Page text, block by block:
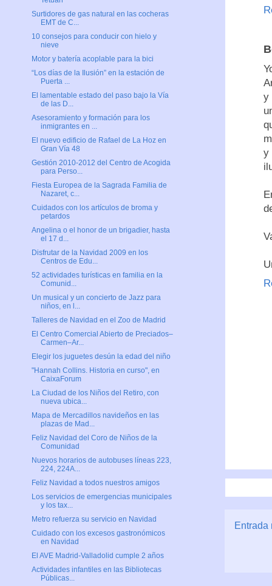
y
y
Entrada
Surtidores de gas natural en las cocheras
EMT de C...
10 consejos para conducir con hielo y
nieve
Motor y batería acoplable para la bici
“Los días de la Ilusión” en la estación de
Puerta ...
El lamentable estado del paso bajo la Vía
de las D...
Asesoramiento y formación para los
inmigrantes en ...
El nuevo edificio de Rafael de La Hoz en
Gran Vía 48
Gestión 2010-2012 del Centro de Acogida
para Perso...
Fiesta Europea de la Sagrada Familia de
Nazaret, c...
Cuidados con los artículos de broma y
petardos
Angelina o el honor de un brigadier, hasta
el 17 d...
Disfrutar de la Navidad 2009 en los
Centros de Edu...
52 actividades turísticas en familia en la
Comunid...
Un musical y un concierto de Jazz para
niños, en l...
Talleres de Navidad en el Zoo de Madrid
El Centro Comercial Abierto de Preciados–
Carmen–Ar...
Elegir los juguetes desún la edad del niño
"Hannah Collins. Historia en curso", en
CaixaForum
La Ciudad de los Niños del Retiro, con
nueva ubica...
Mapa de Mercadillos navideños en las
plazas de Mad...
Feliz Navidad del Coro de Niños de la
Comunidad
Nuevos horarios de autobuses líneas 223,
224, 224A...
Feliz Navidad a todos nuestros amigos
Los servicios de emergencias municipales
y los tax...
Metro refuerza su servicio en Navidad
Cuidado con los excesos gastronómicos
en Navidad
El AVE Madrid-Valladolid cumple 2 años
Actividades infantiles en las Bibliotecas
Públicas...